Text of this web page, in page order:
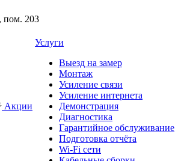
пом. 203
Акции
Услуги
Выезд на замер
Монтаж
Усиление связи
Усиление интернета
Демонстрация
Диагностика
Гарантийное обслуживание
Подготовка отчёта
Wi-Fi сети